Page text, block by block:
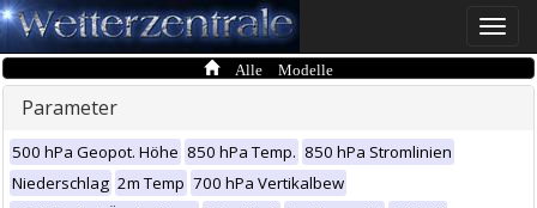
Toggle
Alle Modelle
Parameter
500 hPa Geopot. Höhe 850 hPa Temp. 850 hPa Stromlinien
Niederschlag 2m Temp 700 hPa Vertikalbew